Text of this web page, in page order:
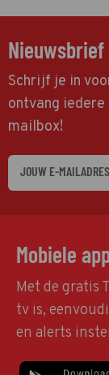
Nieuwsbrief
Schrijf je in
ontvang
mailbox!
Mobiele
Met de gratis
tv is,
en alerts